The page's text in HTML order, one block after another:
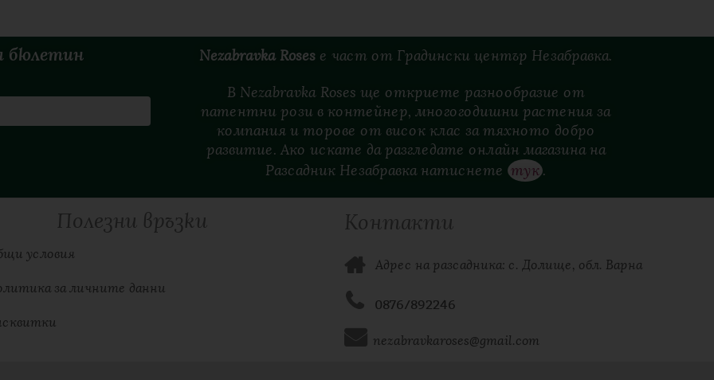
бюлетин Nezabravka Roses е част от Градински център Незабравка.
В Nezabravka Roses ще откриете разнообразие от
патентни рози в контейнер, многогодишни растения за
компания и торове от висок клас за тяхното добро
развитие. Ако искате да разгледате онлайн магазина на
Разсадник Незабравка натиснете тук .
Полезни връзки
условия
за личните данни
Контакти
Адрес на разсадника: с. Долище, обл. Варна
0876/892246
nezabravkaroses@gmail.com